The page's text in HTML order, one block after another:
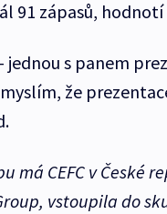
91 zápasů,
s panem
že
má CEFC v České
vstoupila do